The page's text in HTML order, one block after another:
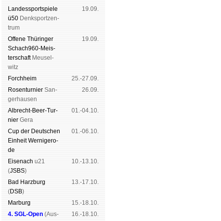
Landes­sport­spiele
ü50 Denk­sport­zen­
trum
19.09.
Offene Thü­rin­ger
Schach960-Meis­
ter­schaftMeu­sel­
witz
19.09.
Forch­heim
25.-27.09.
Rosen­tur­nier San­
ger­hau­sen
26.09.
Albrecht-Beer-Tur­
nier Ge­ra
01.-04.10.
Cup der Deut­schen
Ein­heit Wer­ni­ge­ro­
de
01.-06.10.
Eise­nach u21
(JSBS)
10.-13.10.
Bad Harz­burg
(DSB)
13.-17.10.
Mar­burg
15.-18.10.
4. SGL-Open (Aus­
16.-18.10.